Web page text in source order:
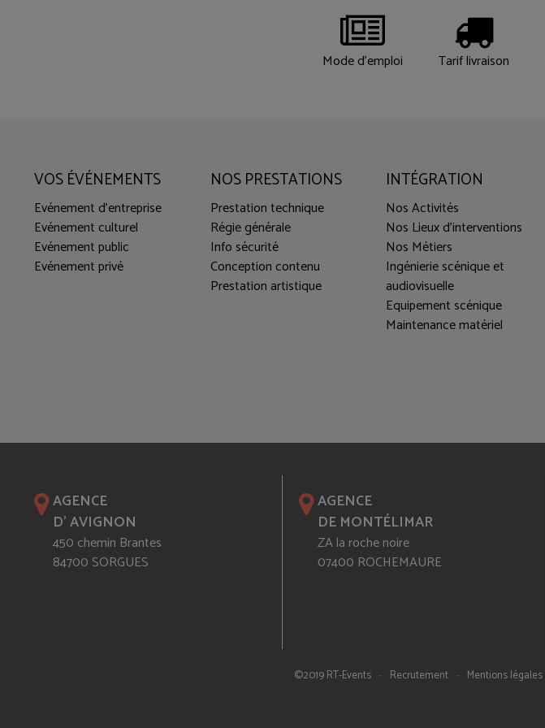
Mode d'emploi Tarif livraison
VOS ÉVÉNEMENTS
Evénement d'entreprise
Evénement culturel
Evénement public
Evénement privé
NOS PRESTATIONS
Prestation technique
Régie générale
Info sécurité
Conception contenu
Prestation artistique
INTÉGRATION
Nos Activités
Nos Lieux d'interventions
Nos Métiers
Ingénierie scénique et
audiovisuelle
Equipement scénique
Maintenance matériel
AGENCE
D' AVIGNON
450 chemin Brantes
84700 SORGUES
AGENCE
DE MONTÉLIMAR
ZA la roche noire
07400 ROCHEMAURE
©2019 RT-Events - Recrutement - Mentions légales